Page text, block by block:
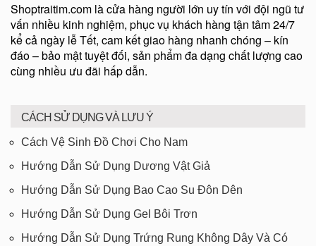
Shoptraitim.com là cửa hàng người lớn uy tín với đội ngũ tư
vấn nhiều kinh nghiệm, phục vụ khách hàng tận tâm 24/7
kể cả ngày lễ Tết, cam kết giao hàng nhanh chóng – kín
đáo – bảo mật tuyệt đối, sản phẩm đa dạng chất lượng cao
cùng nhiều ưu đãi hấp dẫn.
CÁCH SỬ DỤNG VÀ LƯU Ý
Cách Vệ Sinh Đồ Chơi Cho Nam
Hướng Dẫn Sử Dụng Dương Vật Giả
Hướng Dẫn Sử Dụng Bao Cao Su Đôn Dên
Hướng Dẫn Sử Dụng Gel Bôi Trơn
Hướng Dẫn Sử Dụng Trứng Rung Không Dây Và Có